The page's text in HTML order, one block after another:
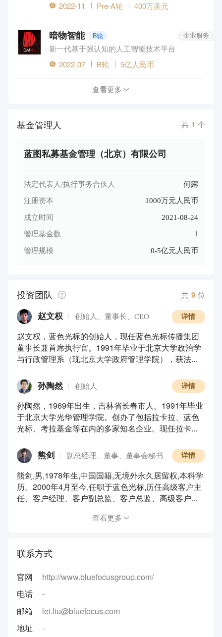
2022-11 Pre-A轮 400万美元
暗物智能 B轮
新一代基于强认知的人工智能技术平台
企业服务
2022-07 B轮 5亿人民币
查看更多
基金管理人 共 1 个
蓝图私募基金管理（北京）有限公司
法定代表人/执行事务合伙人 何露
注册资本 1000万元人民币
成立时间 2021-08-24
管理基金数 1
管理规模 0-5亿元人民币
投资团队 共 9 位
赵文权 创始人、董事长、CEO
赵文权，蓝色光标的创始人，现任蓝色光标传播集团
董事长兼首席执行官。1991年毕业于北京大学政治学
与行政管理系（现北京大学政府管理学院），获法...
详情
孙陶然 创始人
孙陶然，1969年出生，吉林省长春市人。1991年毕业
于北京大学光华管理学院。创办了包括拉卡拉、蓝色
光标、考拉基金等在内的多家知名企业。现任拉卡...
详情
熊剑 副总经理、董事、董事会秘书
熊剑,男,1978年生,中国国籍,无境外永久居留权,本科学
历。2000年4月至今,任职于蓝色光标,历任高级客户主
任、客户经理、客户副总监、客户总监、高级客户...
详情
查看更多
联系方式
官网
http://www.bluefocusgroup.com/
电话
-
邮箱
lei.liu@bluefocus.com
地址
-